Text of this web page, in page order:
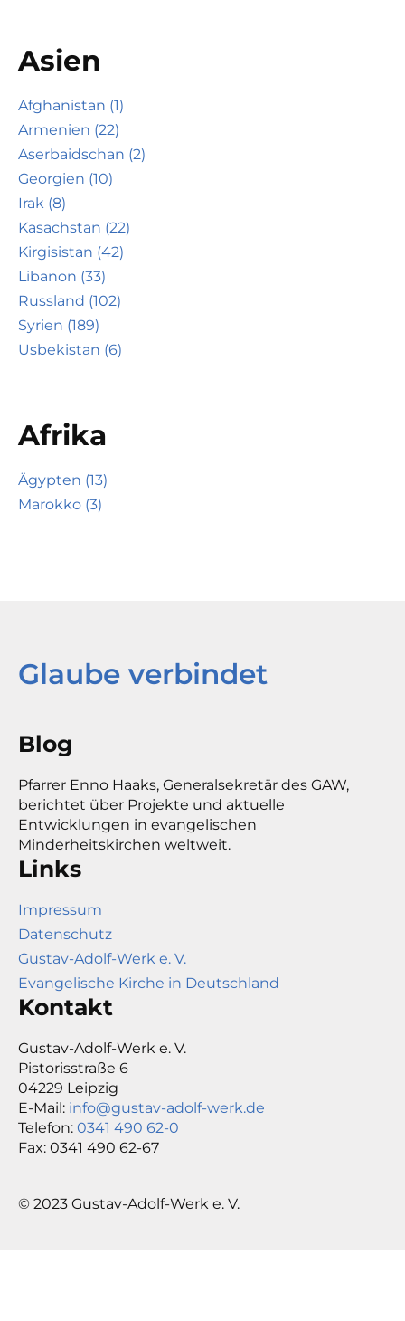
Asien
Afghanistan (1)
Armenien (22)
Aserbaidschan (2)
Georgien (10)
Irak (8)
Kasachstan (22)
Kirgisistan (42)
Libanon (33)
Russland (102)
Syrien (189)
Usbekistan (6)
Afrika
Ägypten (13)
Marokko (3)
Glaube verbindet
Blog
Pfarrer Enno Haaks, Generalsekretär des GAW,
berichtet über Projekte und aktuelle
Entwicklungen in evangelischen
Minderheitskirchen weltweit.
Links
Impressum
Datenschutz
Gustav-Adolf-Werk e. V.
Evangelische Kirche in Deutschland
Kontakt
Gustav-Adolf-Werk e. V.
Pistorisstraße 6
04229 Leipzig
E-Mail: info@gustav-adolf-werk.de
Telefon: 0341 490 62-0
Fax: 0341 490 62-67
© 2023 Gustav-Adolf-Werk e. V.